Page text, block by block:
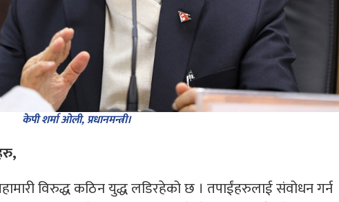
केपी शर्मा ओली, प्रधानमन्त्री।
विरुद्ध कठिन युद्ध लडिरहेको छ । तपाईंहरुलाई संवोधन गर्न